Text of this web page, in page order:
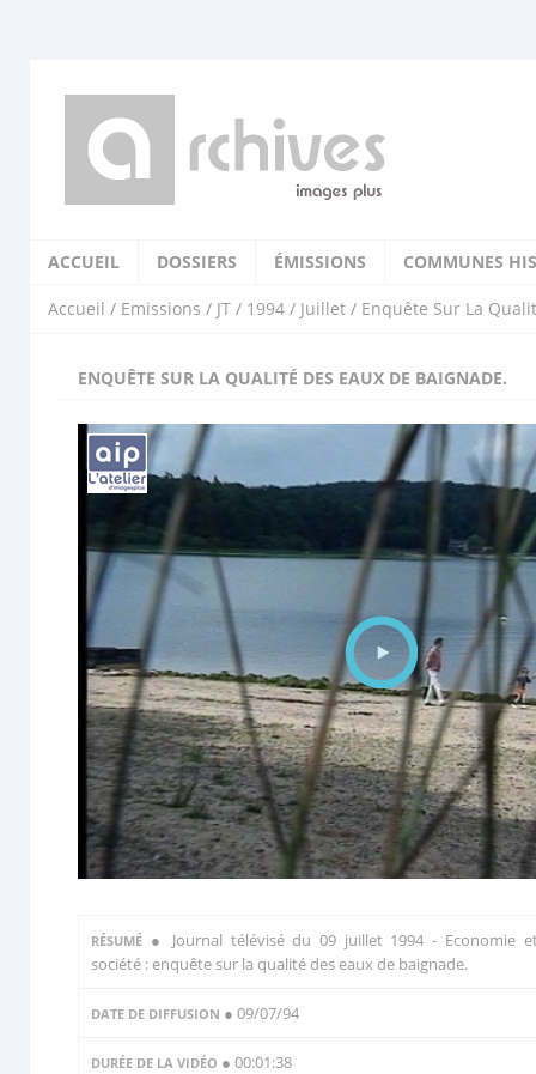
ACCUEIL DOSSIERS ÉMISSIONS COMMUNES
Accueil / Emissions / JT / 1994 / Juillet / Enquête Sur La
ENQUÊTE SUR LA QUALITÉ DES EAUX DE BAIGNADE.
RÉSUMÉ ● Journal télévisé du 09 juillet 1994 - Economie
société : enquête sur la qualité des eaux de baignade.
DATE DE DIFFUSION ● 09/07/94
DURÉE DE LA VIDÉO ● 00:01:38